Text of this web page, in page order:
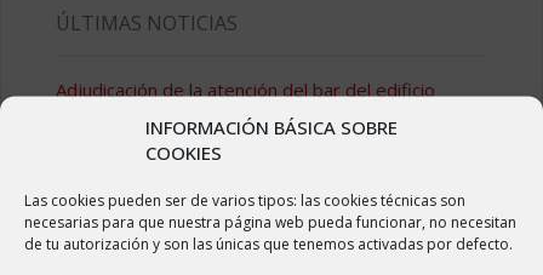
INFORMACIÓN BÁSICA SOBRE
COOKIES
Las cookies pueden ser de varios tipos: las cookies técnicas son
necesarias para que nuestra página web pueda funcionar, no necesitan
de tu autorización y son las únicas que tenemos activadas por defecto.
ÚLTIMAS NOTICIAS
Adjudicación de la atención del bar del edificio
denominado «Centro Social Polivalente»
27 enero, 2026
Adjudicación de la atención del bar del edificio
denominado “Centro Social Polivalente»
8 mayo, 2024